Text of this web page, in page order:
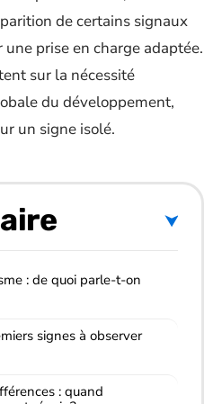
de certains signaux
prise en charge adaptée.
sur la nécessité
du développement,
un signe isolé.
: de quoi parle-t-on
signes à observer
: quand